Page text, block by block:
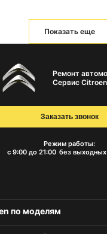
Показать еще
Ремонт
Сервис
Режим работы:
с 9:00 до 21:00 без выходных
Заказать звонок
по моделям